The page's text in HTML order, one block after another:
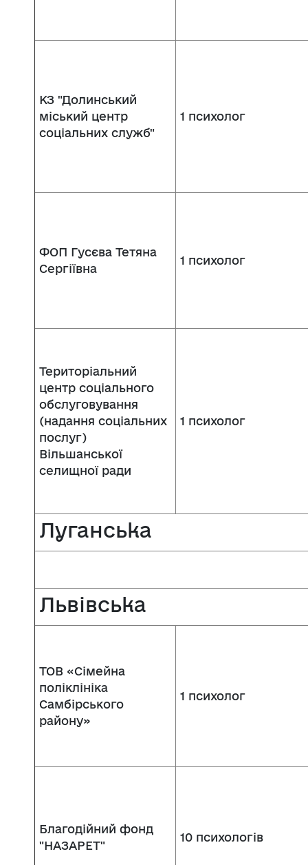
КЗ "Долинський
міський центр
соціальних служб"
1 психолог
ФОП Гусєва Тетяна
Сергіївна
1 психолог
Територіальний
центр соціального
обслуговування
(надання соціальних
послуг)
Вільшанської
селищної ради
1 психолог
Луганська
Львівська
ТОВ «Сімейна
поліклініка
Самбірського
району»
1 психолог
Благодійний фонд
"НАЗАРЕТ"
10 психологів